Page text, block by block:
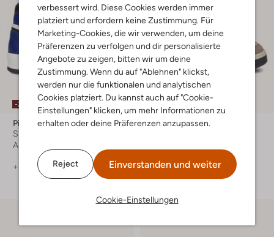
verbessert wird. Diese Cookies werden immer
platziert und erfordern keine Zustimmung. Für
Marketing-Cookies, die wir verwenden, um deine
Präferenzen zu verfolgen und dir personalisierte
Angebote zu zeigen, bitten wir um deine
Zustimmung. Wenn du auf "Ablehnen" klickst,
werden nur die funktionalen und analytischen
Cookies platziert. Du kannst auch auf "Cookie-
Einstellungen" klicken, um mehr Informationen zu
erhalten oder deine Präferenzen anzupassen.
Reject Einverstanden und weiter
Cookie-Einstellungen
-20%
Pinocchio
Sneaker High
Ab
+ mehr farben
-20%
Pinocchio
+ mehr farben